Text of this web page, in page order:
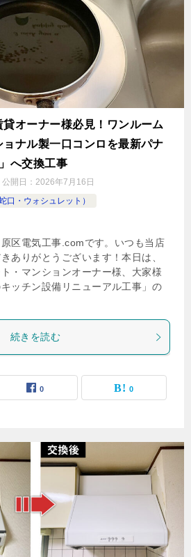
貸オーナー様必見！ワンルーム
ナル製一口コンロを最新パナ
へ交換工事
公開日： 2026年7月16日
口・ウォシュレット）
区電気工事.comです。いつも当店
ありがとうございます！本日は、
・マンションオーナー様、大家様
ッチン設備リニューアル工事」の
続きを読む
0 0